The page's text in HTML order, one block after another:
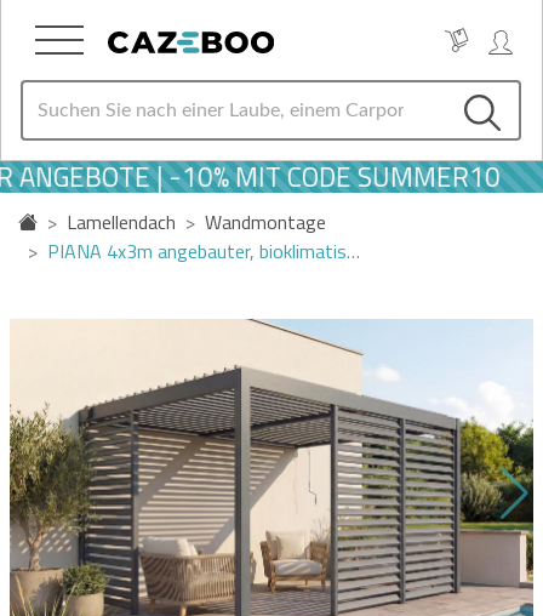
| -10% MIT CODE SUMMER10
Lamellendach
Wandmontage
PIANA 4x3m angebauter, bioklimatis…